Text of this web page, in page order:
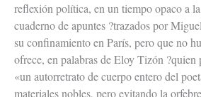
reflexión política, en un tiempo opaco a
cuaderno de apuntes ?trazados por
su confinamiento en París, pero que no
ofrece, en palabras de Eloy Tizón ?quien
«un autorretrato de cuerpo entero del
materiales nobles, pero evitando la